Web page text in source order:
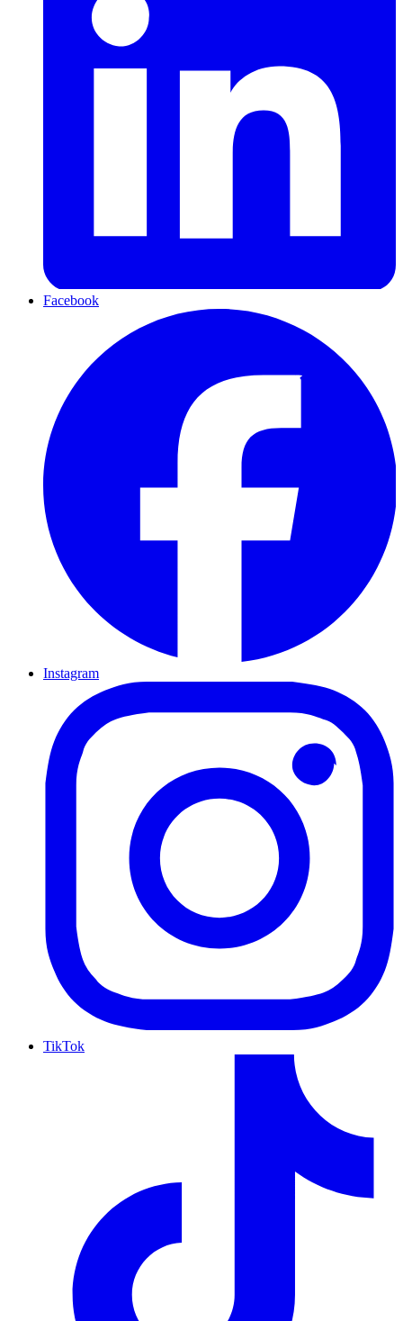
Facebook
Instagram
TikTok